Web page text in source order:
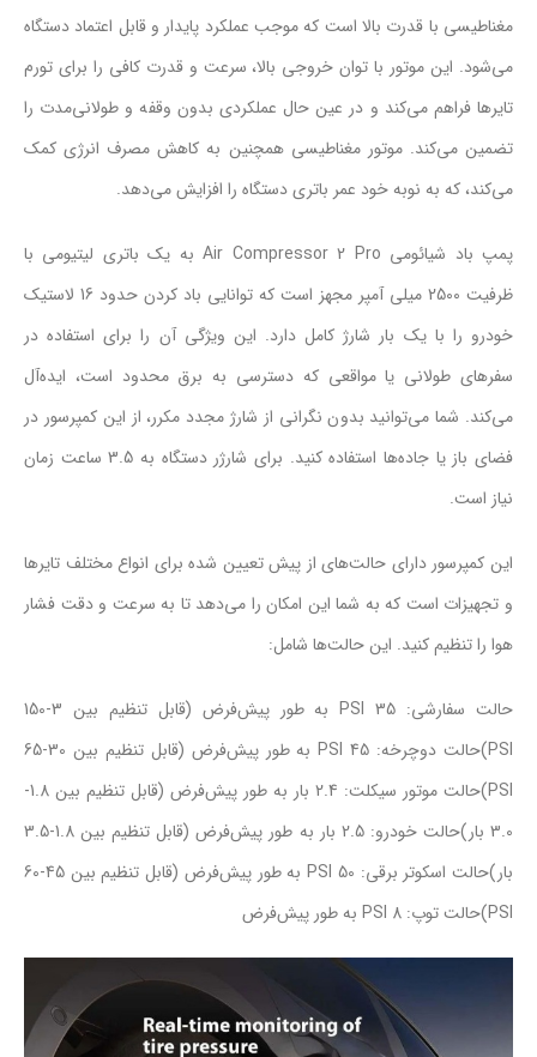
مغناطیسی با قدرت بالا است که موجب عملکرد پایدار و قابل اعتماد دستگاه
می‌شود. این موتور با توان خروجی بالا، سرعت و قدرت کافی را برای تورم
تایرها فراهم می‌کند و در عین حال عملکردی بدون وقفه و طولانی‌مدت را
تضمین می‌کند. موتور مغناطیسی همچنین به کاهش مصرف انرژی کمک
می‌کند، که به نوبه خود عمر باتری دستگاه را افزایش می‌دهد.
پمپ باد شیائومی Air Compressor 2 Pro به یک باتری لیتیومی با
ظرفیت 2500 میلی آمپر مجهز است که توانایی باد کردن حدود 16 لاستیک
خودرو را با یک بار شارژ کامل دارد. این ویژگی آن را برای استفاده در
سفرهای طولانی یا مواقعی که دسترسی به برق محدود است، ایده‌آل
می‌کند. شما می‌توانید بدون نگرانی از شارژ مجدد مکرر، از این کمپرسور در
فضای باز یا جاده‌ها استفاده کنید. برای شارژر دستگاه به 3.5 ساعت زمان
نیاز است.
این کمپرسور دارای حالت‌های از پیش تعیین شده برای انواع مختلف تایرها
و تجهیزات است که به شما این امکان را می‌دهد تا به سرعت و دقت فشار
هوا را تنظیم کنید. این حالت‌ها شامل:
حالت سفارشی: 35 PSI به طور پیش‌فرض (قابل تنظیم بین 3-150
PSI)حالت دوچرخه: 45 PSI به طور پیش‌فرض (قابل تنظیم بین 30-65
PSI)حالت موتور سیکلت: 2.4 بار به طور پیش‌فرض (قابل تنظیم بین 1.8-
3.0 بار)حالت خودرو: 2.5 بار به طور پیش‌فرض (قابل تنظیم بین 1.8-3.5
بار)حالت اسکوتر برقی: 50 PSI به طور پیش‌فرض (قابل تنظیم بین 45-60
PSI)حالت توپ: 8 PSI به طور پیش‌فرض